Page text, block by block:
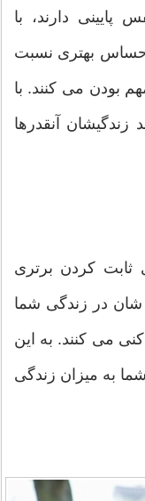
دارند، با
بهتری نسبت
بودن می کنند. با
زندگیشان آنقدرها
کردن برتری
در زندگی شما
می کنند. به این
به میزان زندگی